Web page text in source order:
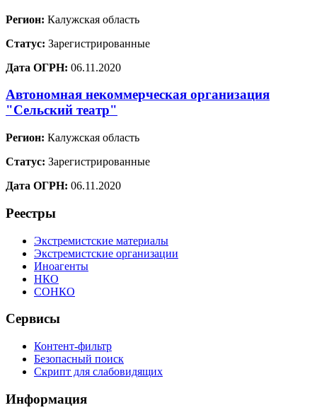
Регион: Калужская область
Статус: Зарегистрированные
Дата ОГРН: 06.11.2020
Автономная некоммерческая организация
"Сельский театр"
Регион: Калужская область
Статус: Зарегистрированные
Дата ОГРН: 06.11.2020
Реестры
Экстремистские материалы
Экстремистские организации
Иноагенты
НКО
СОНКО
Сервисы
Контент-фильтр
Безопасный поиск
Скрипт для слабовидящих
Информация